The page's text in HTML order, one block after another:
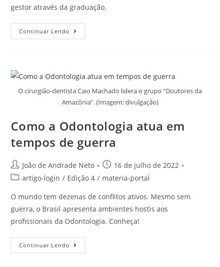
gestor através da graduação.
Continuar Lendo
O cirurgião-dentista Caio Machado lidera o grupo “Doutores da
Amazônia”. (Imagem: divulgação)
Como a Odontologia atua em
tempos de guerra
João de Andrade Neto
16 de julho de 2022
artigo-login / Edição 4 / materia-portal
O mundo tem dezenas de conflitos ativos. Mesmo sem
guerra, o Brasil apresenta ambientes hostis aos
profissionais da Odontologia. Conheça!
Continuar Lendo